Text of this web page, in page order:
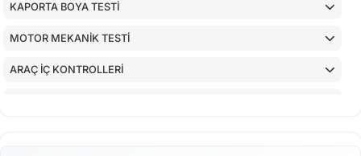
KAPORTA BOYA TESTİ
MOTOR MEKANİK TESTİ
ARAÇ İÇ KONTROLLERİ